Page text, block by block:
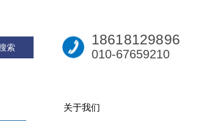
18618129896
010-67659210
关于我们